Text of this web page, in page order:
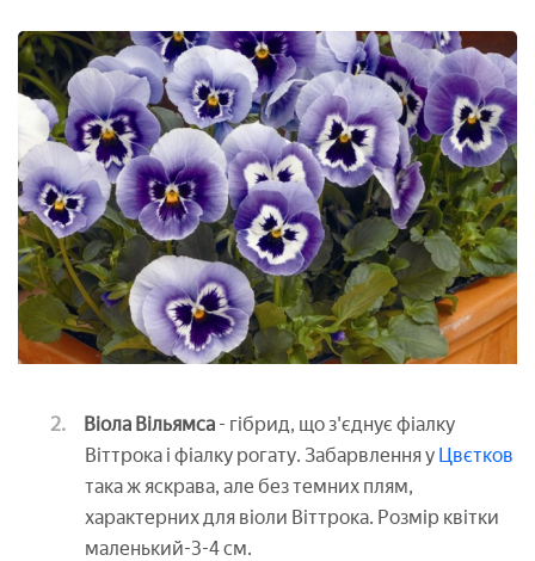
Віола Вільямса - гібрид, що з'єднує фіалку
Віттрока і фіалку рогату. Забарвлення у Цвєтков
така ж яскрава, але без темних плям,
характерних для віоли Віттрока. Розмір квітки
маленький-3-4 см.